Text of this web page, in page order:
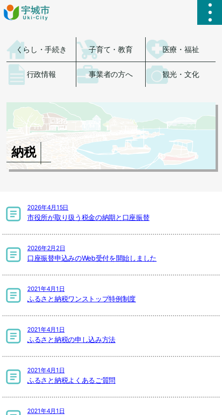
ハ
くらし・手続き 子育て・教育 医療・福祉
行政情報 事業者の方へ 観光・文化
納税
2026年4月15日
市役所が取り扱う税金の納期と口座振替
2026年2月2日
口座振替申込みのWeb受付を開始しました
2021年4月1日
ふるさと納税ワンストップ特例制度
2021年4月1日
ふるさと納税の申し込み方法
2021年4月1日
ふるさと納税よくあるご質問
2021年4月1日